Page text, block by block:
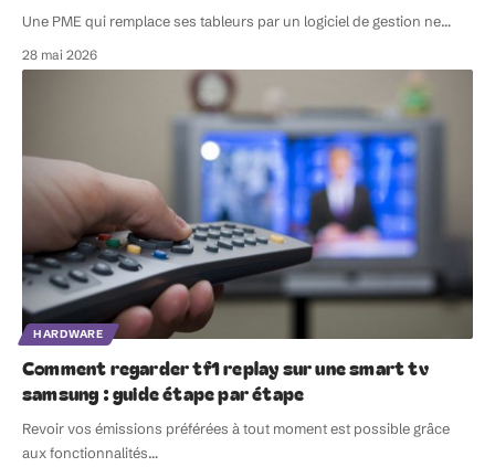
Une PME qui remplace ses tableurs par un logiciel de gestion ne…
28 mai 2026
HARDWARE
Comment regarder tf1 replay sur une smart tv
samsung : guide étape par étape
Revoir vos émissions préférées à tout moment est possible grâce
aux fonctionnalités…